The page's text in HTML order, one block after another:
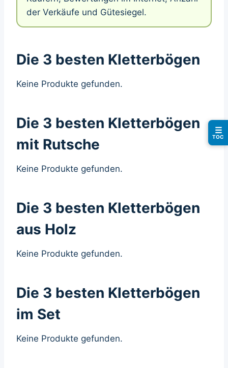
der Verkäufe und Gütesiegel.
Die 3 besten Kletterbögen
Keine Produkte gefunden.
Die 3 besten Kletterbögen
mit Rutsche
Keine Produkte gefunden.
Die 3 besten Kletterbögen
aus Holz
Keine Produkte gefunden.
Die 3 besten Kletterbögen
im Set
Keine Produkte gefunden.
☰
TOC